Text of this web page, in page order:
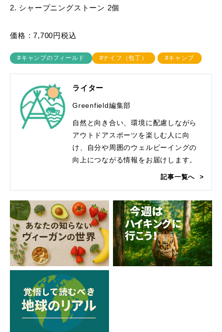
2. シャープニングストーン 2個
価格：7,700円税込
#キャンプのフィールド #ナイフ（包丁） #キャンプ
ライター
Greenfield編集部
自然と向き合い、環境に配慮しながら
アウトドアスポーツを楽しむ人に向
け、自分や周囲のウェルビーイングの
向上につながる情報をお届けします。
記事一覧へ